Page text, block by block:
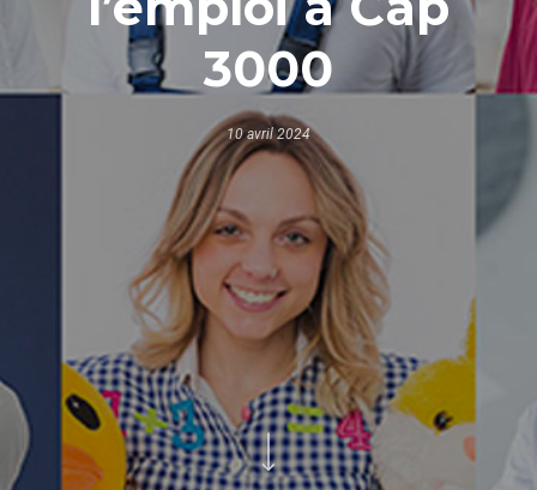
3000
10 avril 2024